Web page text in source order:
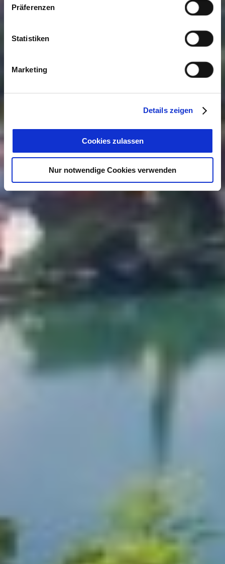
Präferenzen
Statistiken
Marketing
Details zeigen
Cookies zulassen
Nur notwendige Cookies verwenden